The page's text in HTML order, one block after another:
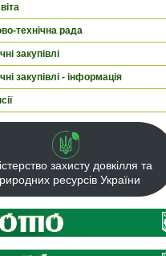
технічна рада
закупівлі
закупівлі - інформація
захисту довкілля та
ресурсів України